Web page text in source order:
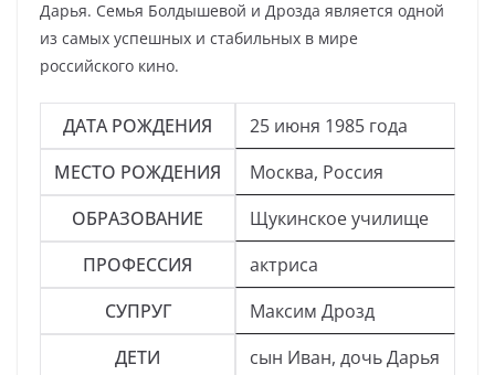
Дарья. Семья Болдышевой и Дрозда является одной
из самых успешных и стабильных в мире
российского кино.
ДАТА РОЖДЕНИЯ
25 июня 1985 года
МЕСТО РОЖДЕНИЯ
Москва, Россия
ОБРАЗОВАНИЕ
Щукинское училище
ПРОФЕССИЯ
актриса
СУПРУГ
Максим Дрозд
ДЕТИ
сын Иван, дочь Дарья